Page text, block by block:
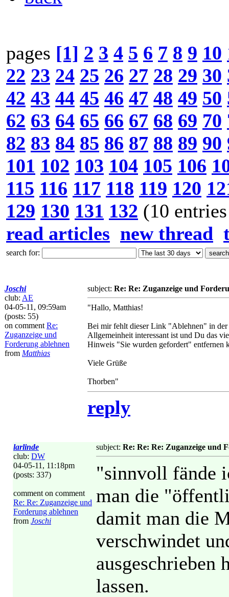
pages [1] 2 3 4 5 6 7 8 9 10
22 23 24 25 26 27 28 29 30
42 43 44 45 46 47 48 49 50
62 63 64 65 66 67 68 69 70
82 83 84 85 86 87 88 89 90
101 102 103 104 105 106
115 116 117 118 119 120
129 130 131 132 (10
read articles new thread
search for:
Joschi
club: AE
04-05-11, 09:59am
(posts: 55)
on comment Re:
Zuganzeige und
Forderung ablehnen
from Matthias
subject: Re: Re: Zuganzeige und
"Hallo, Matthias!
Bei mir fehlt dieser Link "Ablehnen" in
Allgemeinheit interessant ist und Du das
Hinweis "Sie wurden gefordert" entfernen
Viele Grüße
Thorben"
reply
larlinde
club: DW
04-05-11, 11:18pm
(posts: 337)
comment on comment
Re: Re: Zuganzeige und
Forderung ablehnen
from Joschi
subject: Re: Re: Re: Zuganzeige und
"sinnvoll fände
man die
damit man die
verschwindet
ausgeschrieben
lassen.